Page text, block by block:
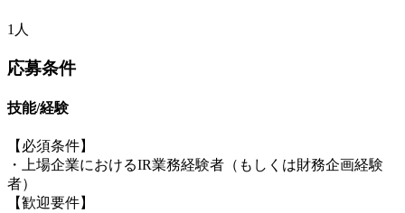
1人
応募条件
技能/経験
【必須条件】
・上場企業におけるIR業務経験者（もしくは財務企画経験
者）
【歓迎要件】